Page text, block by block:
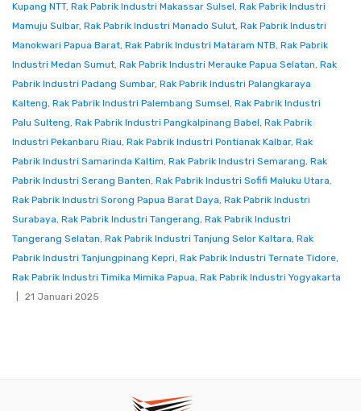
Kupang NTT, Rak Pabrik Industri Makassar Sulsel, Rak Pabrik Industri
Mamuju Sulbar, Rak Pabrik Industri Manado Sulut, Rak Pabrik Industri
Manokwari Papua Barat, Rak Pabrik Industri Mataram NTB, Rak Pabrik
Industri Medan Sumut, Rak Pabrik Industri Merauke Papua Selatan, Rak
Pabrik Industri Padang Sumbar, Rak Pabrik Industri Palangkaraya
Kalteng, Rak Pabrik Industri Palembang Sumsel, Rak Pabrik Industri
Palu Sulteng, Rak Pabrik Industri Pangkalpinang Babel, Rak Pabrik
Industri Pekanbaru Riau, Rak Pabrik Industri Pontianak Kalbar, Rak
Pabrik Industri Samarinda Kaltim, Rak Pabrik Industri Semarang, Rak
Pabrik Industri Serang Banten, Rak Pabrik Industri Sofifi Maluku Utara,
Rak Pabrik Industri Sorong Papua Barat Daya, Rak Pabrik Industri
Surabaya, Rak Pabrik Industri Tangerang, Rak Pabrik Industri
Tangerang Selatan, Rak Pabrik Industri Tanjung Selor Kaltara, Rak
Pabrik Industri Tanjungpinang Kepri, Rak Pabrik Industri Ternate Tidore,
Rak Pabrik Industri Timika Mimika Papua, Rak Pabrik Industri Yogyakarta
21 Januari 2025